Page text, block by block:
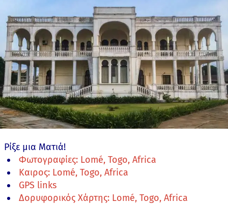
Ρίξε μια Ματιά!
Φωτογραφίες: Lomé, Togo, Africa
Καιρος: Lomé, Togo, Africa
GPS links
Δορυφορικός Χάρτης: Lomé, Togo, Africa